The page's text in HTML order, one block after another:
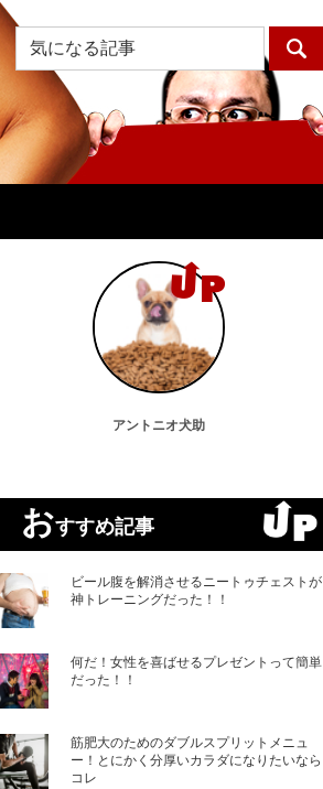
アントニオ犬助
おすすめ記事
ビール腹を解消させるニートゥチェストが
神トレーニングだった！！
何だ！女性を喜ばせるプレゼントって簡単
だった！！
筋肥大のためのダブルスプリットメニュ
ー！とにかく分厚いカラダになりたいなら
コレ